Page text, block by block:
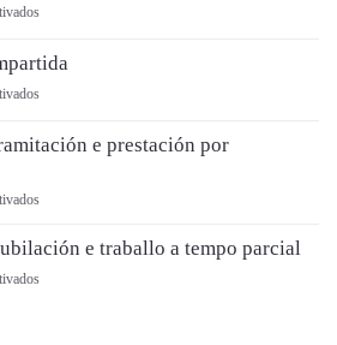
de
en
non
en
compartidae prestación por
en
de
e traballo a tempo parcial
en